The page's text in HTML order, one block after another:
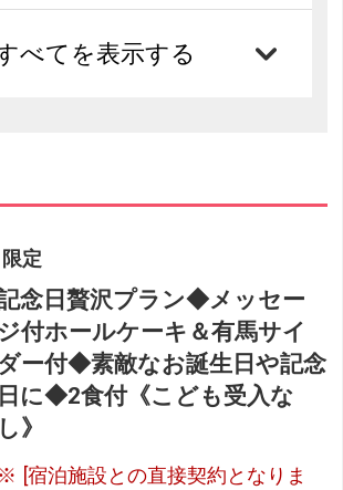
べてを表示する
定
念日贅沢プラン◆メッセー
ジ付ホールケーキ＆有馬サイ
ダー付◆素敵なお誕生日や記念
日に◆2食付《こども受入な
し》
[宿泊施設との直接契約となりま